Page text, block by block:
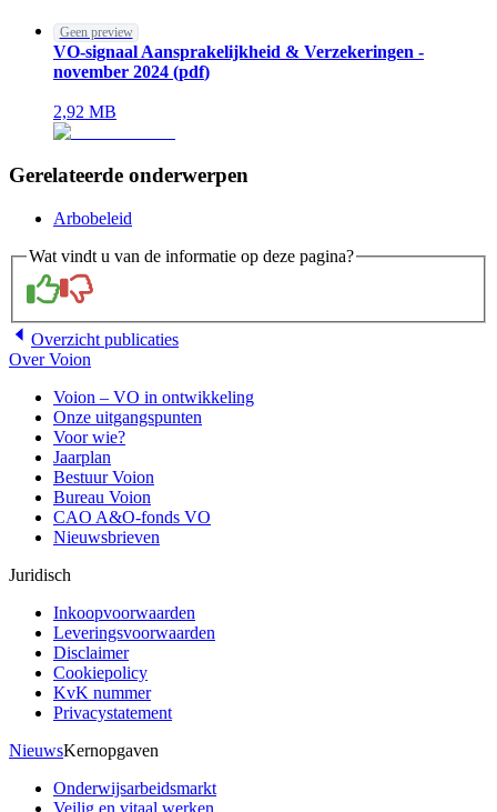
Geen preview
VO-signaal Aansprakelijkheid & Verzekeringen -
november 2024 (pdf)
2,92 MB
Gerelateerde onderwerpen
Arbobeleid
Wat vindt u van de informatie op deze pagina?
Overzicht publicaties
Over Voion
Voion – VO in ontwikkeling
Onze uitgangspunten
Voor wie?
Jaarplan
Bestuur Voion
Bureau Voion
CAO A&O-fonds VO
Nieuwsbrieven
Juridisch
Inkoopvoorwaarden
Leveringsvoorwaarden
Disclaimer
Cookiepolicy
KvK nummer
Privacystatement
NieuwsKernopgaven
Onderwijsarbeidsmarkt